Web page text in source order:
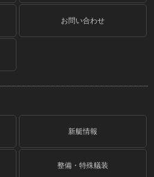
お問い合わせ
新艇情報
整備・特殊艤装